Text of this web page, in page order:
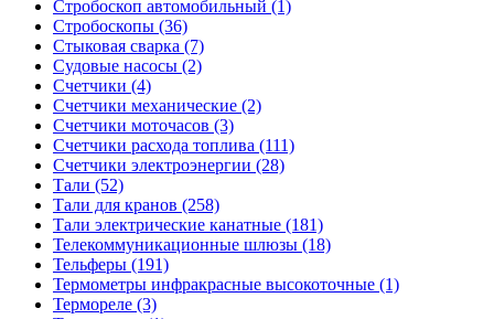
Стробоскоп автомобильный (1)
Стробоскопы (36)
Стыковая сварка (7)
Судовые насосы (2)
Счетчики (4)
Счетчики механические (2)
Счетчики моточасов (3)
Счетчики расхода топлива (111)
Счетчики электроэнергии (28)
Тали (52)
Тали для кранов (258)
Тали электрические канатные (181)
Телекоммуникационные шлюзы (18)
Тельферы (191)
Термометры инфракрасные высокоточные (1)
Термореле (3)